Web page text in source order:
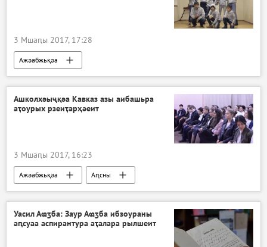
3 Мшаԥы 2017, 17:28
Ажәабжьқәа
Ахәыҷтәы вокалтә конкурс "Ты супер"
Ашколхәыҷқәа Кавказ азы аибашьра
аҭоурых рзеиҭарҳәеит
3 Мшаԥы 2017, 16:23
Ажәабжьқәа Аԥсны
Уасил Аҩӡба: Заур Аҩӡба ибзоураны
аԥсуаа аспирантура аҭалара рылшеит